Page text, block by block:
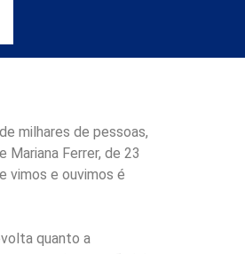
milhares de pessoas,
Ferrer, de 23
vimos e ouvimos é
quanto a